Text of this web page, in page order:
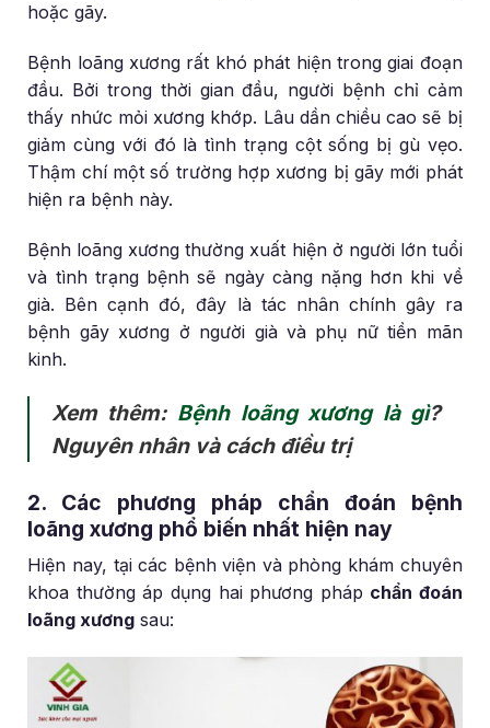
hoặc gãy.
Bệnh loãng xương rất khó phát hiện trong giai đoạn
đầu. Bởi trong thời gian đầu, người bệnh chỉ cảm
thấy nhức mỏi xương khớp. Lâu dần chiều cao sẽ bị
giảm cùng với đó là tình trạng cột sống bị gù vẹo.
Thậm chí một số trường hợp xương bị gãy mới phát
hiện ra bệnh này.
Bệnh loãng xương thường xuất hiện ở người lớn tuổi
và tình trạng bệnh sẽ ngày càng nặng hơn khi về
già. Bên cạnh đó, đây là tác nhân chính gây ra
bệnh gãy xương ở người già và phụ nữ tiền mãn
kinh.
Xem thêm: Bệnh loãng xương là gì?
Nguyên nhân và cách điều trị
2. Các phương pháp chẩn đoán bệnh
loãng xương phổ biến nhất hiện nay
Hiện nay, tại các bệnh viện và phòng khám chuyên
khoa thường áp dụng hai phương pháp chẩn đoán
loãng xương sau: